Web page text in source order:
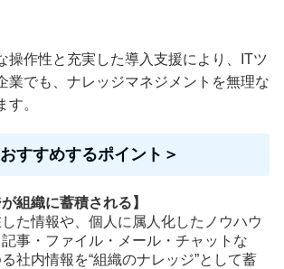
操作性と充実した導入支援により、ITツ
業でも、ナレッジマネジメントを無理な
す。
すすめするポイント＞
が組織に蓄積される】
た情報や、個人に属人化したノウハウ
事・ファイル・メール・チャットな
社内情報を“組織のナレッジ”として蓄